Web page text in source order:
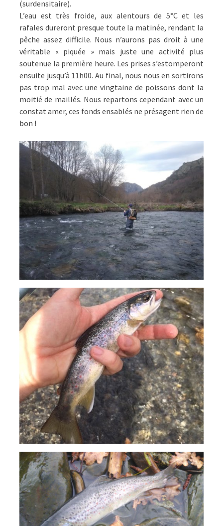
(surdensitaire).
L’eau est très froide, aux alentours de 5°C et les
rafales dureront presque toute la matinée, rendant la
pêche assez difficile. Nous n’aurons pas droit à une
véritable « piquée » mais juste une activité plus
soutenue la première heure. Les prises s’estomperont
ensuite jusqu’à 11h00. Au final, nous nous en sortirons
pas trop mal avec une vingtaine de poissons dont la
moitié de maillés. Nous repartons cependant avec un
constat amer, ces fonds ensablés ne présagent rien de
bon !